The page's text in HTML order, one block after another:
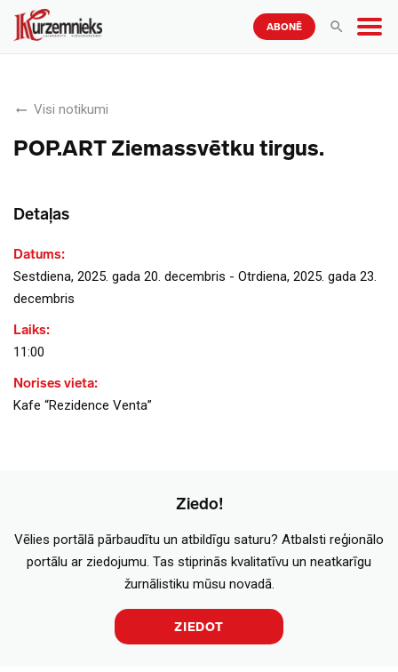
ABONĒ
Visi notikumi
POP.ART Ziemassvētku tirgus.
Detaļas
Datums:
Sestdiena, 2025. gada 20. decembris - Otrdiena, 2025. gada 23.
decembris
Laiks:
11:00
Norises vieta:
Kafe “Rezidence Venta”
Ziedo!
Vēlies portālā pārbaudītu un atbildīgu saturu? Atbalsti reģionālo
portālu ar ziedojumu. Tas stiprinās kvalitatīvu un neatkarīgu
žurnālistiku mūsu novadā.
ZIEDOT